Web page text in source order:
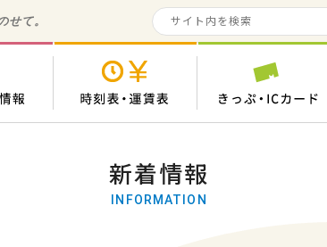
せて。
各駅・沿線情報 時刻表・運賃表
新着情報
INFORMATION